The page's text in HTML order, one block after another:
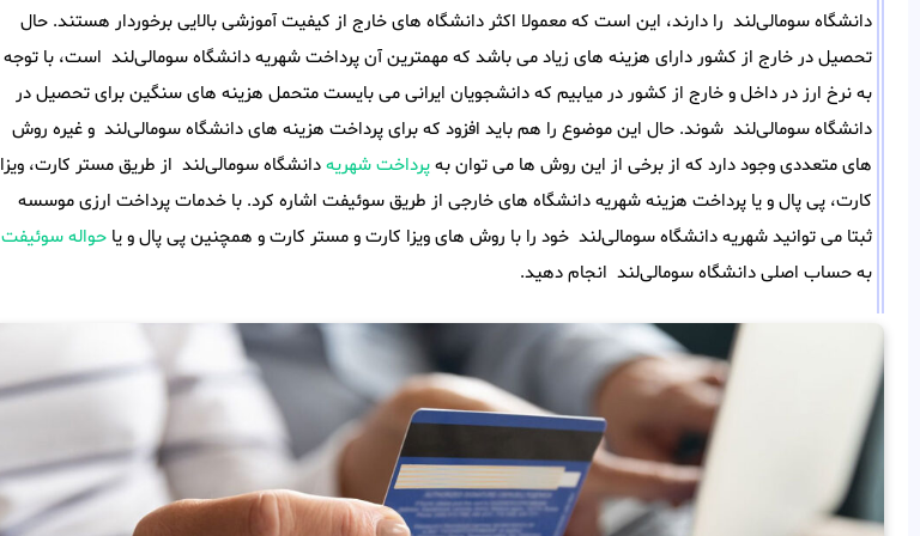
دانشگاه سومالی‌لند را دارند، این است که معمولا اکثر دانشگاه های خارج از کیفیت آموزشی بالایی برخوردار هستند. حال
تحصیل در خارج از کشور دارای هزینه های زیاد می باشد که مهمترین آن پرداخت شهریه دانشگاه سومالی‌لند است، با توجه
به نرخ ارز در داخل و خارج از کشور در میابیم که دانشجویان ایرانی می بایست متحمل هزینه های سنگین برای تحصیل در
دانشگاه سومالی‌لند شوند. حال این موضوع را هم باید افزود که برای پرداخت هزینه های دانشگاه سومالی‌لند و غیره روش
های متعددی وجود دارد که از برخی از این روش ها می توان بهپرداخت شهریهدانشگاه سومالی‌لند از طریق مستر کارت، ویزا
کارت، پی پال و یا پرداخت هزینه شهریه دانشگاه های خارجی از طریق سوئیفت اشاره کرد. با خدمات پرداخت ارزی موسسه
ثبتا می توانید شهریه دانشگاه سومالی‌لند خود را با روش های ویزا کارت و مستر کارت و همچنین پی پال و یا حواله سوئیفت
به حساب اصلی دانشگاه سومالی‌لند انجام دهید.